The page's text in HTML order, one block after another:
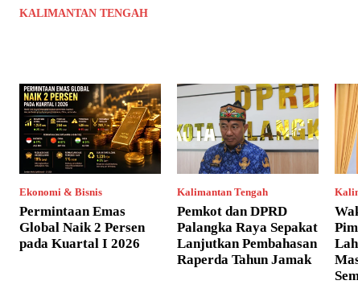
KALIMANTAN TENGAH
Ekonomi & Bisnis
Permintaan Emas
Global Naik 2 Persen
pada Kuartal I 2026
Kalimantan Tengah
Pemkot dan DPRD
Palangka Raya Sepakat
Lanjutkan Pembahasan
Raperda Tahun Jamak